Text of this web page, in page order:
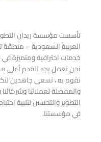
تأسست مؤسسة ريدان
العربية السعودية –
خدمات احترافية ومتميزة
نحن نعمل بجد لنقدم
نقوم به ، نسعى جاهدين
والمفضلة لعملائنا
التطوير والتحسين لتلبية
في مؤسستنا.